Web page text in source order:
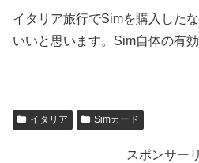
イタリア旅行でSimを購入した
いいと思います。Sim自体の有
イタリア Simカード
スポンサー